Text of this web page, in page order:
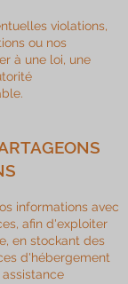
violations,
ou nos
à une loi, une
informations avec
afin d'exploiter
en stockant des
d'hébergement